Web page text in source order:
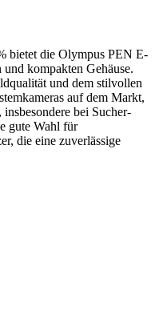
bietet die Olympus PEN E-
kompakten Gehäuse.
und dem stilvollen
auf dem Markt,
bei Sucher-
gute Wahl für
die eine zuverlässige